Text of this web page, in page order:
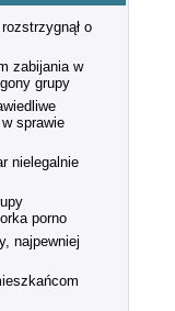
o
zabijania w
grupy
sprawie
nielegalnie
porno
najpewniej